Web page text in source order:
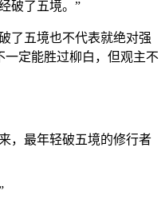
破了五境。”
了五境也不代表就绝对强
一定能胜过柳白，但观主不
，最年轻破五境的修行者